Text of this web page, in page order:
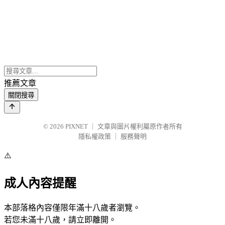
推薦文章
關閉搜尋
© 2026 PIXNET
文章與圖片權利屬原作者所有
隱私權政策
服務聲明
⚠️
成人內容提醒
本部落格內容僅限年滿十八歲者瀏覽。
若您未滿十八歲，請立即離開。